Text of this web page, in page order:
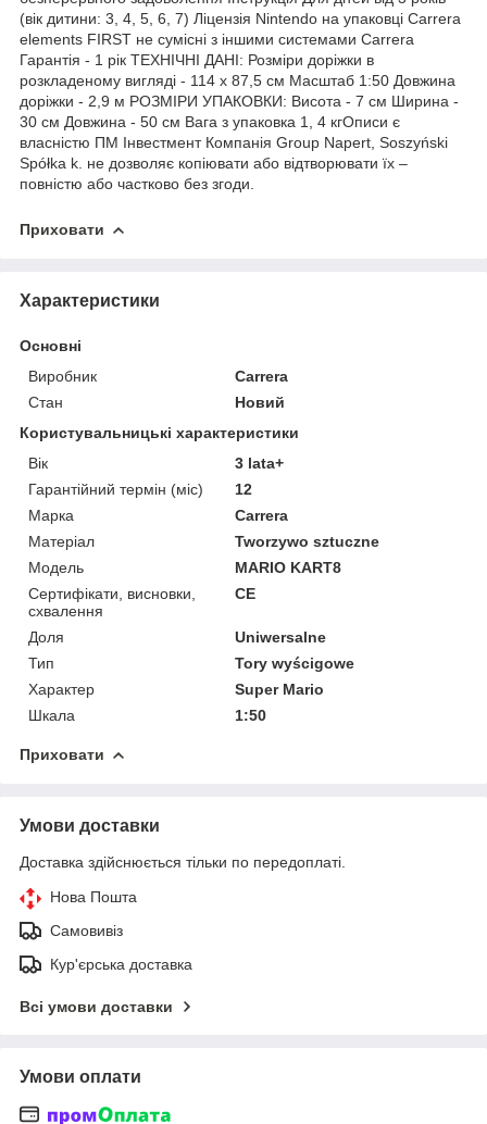
(вік дитини: 3, 4, 5, 6, 7) Ліцензія Nintendo на упаковці Carrera
elements FIRST не сумісні з іншими системами Carrera
Гарантія - 1 рік ТЕХНІЧНІ ДАНІ: Розміри доріжки в
розкладеному вигляді - 114 x 87,5 см Масштаб 1:50 Довжина
доріжки - 2,9 м РОЗМІРИ УПАКОВКИ: Висота - 7 см Ширина -
30 см Довжина - 50 см Вага з упаковка 1, 4 кгОписи є
власністю ПМ Інвестмент Компанія Group Napert, Soszyński
Spółka k. не дозволяє копіювати або відтворювати їх –
повністю або частково без згоди.
Приховати
Характеристики
Основні
Виробник
Carrera
Стан
Новий
Користувальницькі характеристики
Вік
3 lata+
Гарантійний термін (міс)
12
Марка
Carrera
Матеріал
Tworzywo sztuczne
Мoдель
MARIO KART8
Сертифікати, висновки,
схвалення
CE
Доля
Uniwersalne
Тип
Tory wyścigowe
Характер
Super Mario
Шкала
1:50
Приховати
Умови доставки
Доставка здійснюється тільки по передоплаті.
Нова Пошта
Самовивіз
Кур'єрська доставка
Всі умови доставки
Умови оплати